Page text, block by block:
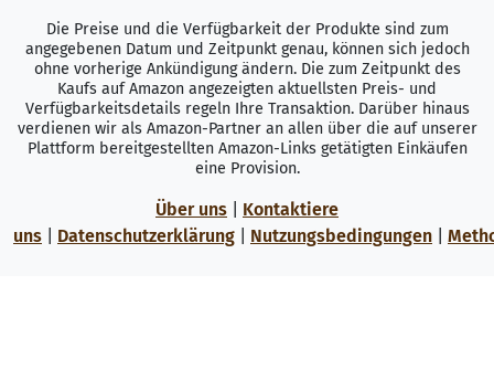
Die Preise und die Verfügbarkeit der Produkte sind zum
angegebenen Datum und Zeitpunkt genau, können sich jedoch
ohne vorherige Ankündigung ändern. Die zum Zeitpunkt des
Kaufs auf Amazon angezeigten aktuellsten Preis- und
Verfügbarkeitsdetails regeln Ihre Transaktion. Darüber hinaus
verdienen wir als Amazon-Partner an allen über die auf unserer
Plattform bereitgestellten Amazon-Links getätigten Einkäufen
eine Provision.
Über uns
Kontaktiere
uns
Datenschutzerklärung Nutzungsbedingungen